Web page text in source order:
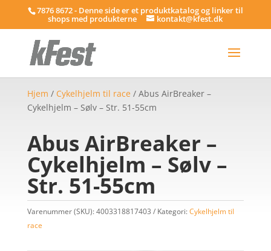
7876 8672 - Denne side er et produktkatalog og linker til
shops med produkterne kontakt@kfest.dk
Hjem / Cykelhjelm til race/ Abus AirBreaker –
Cykelhjelm – Sølv – Str. 51-55cm
Abus AirBreaker –
Cykelhjelm – Sølv –
Str. 51-55cm
Varenummer (SKU):4003318817403 Kategori:Cykelhjelm til
race